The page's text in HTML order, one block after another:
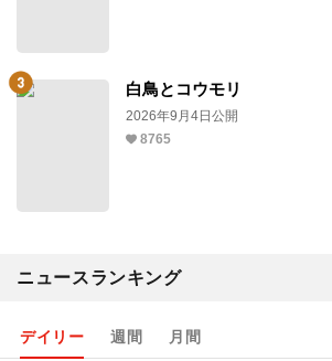
白鳥とコウモリ
2026年9月4日公開
8765
ニュースランキング
デイリー 週間 月間